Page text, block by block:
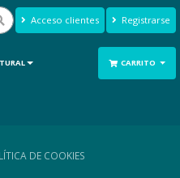
Acceso clientes Registrarse
CARRITO
DE COOKIES